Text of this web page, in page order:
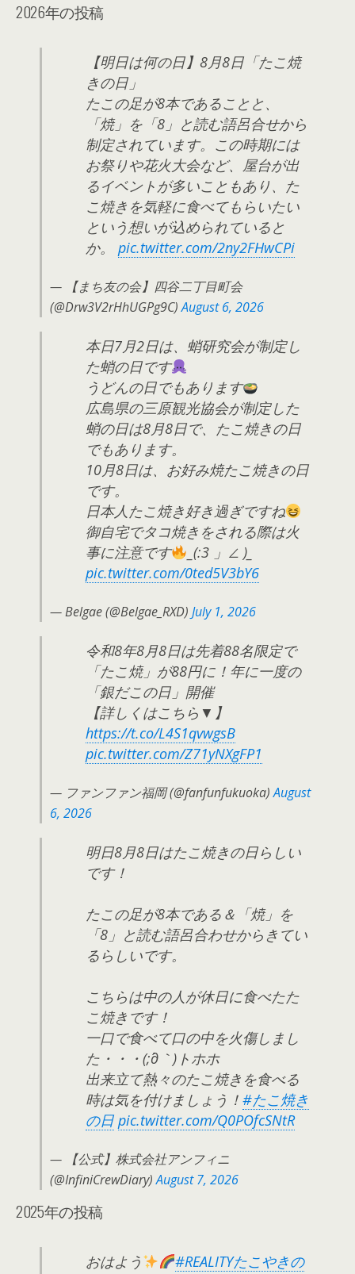
2026年の投稿
【明日は何の日】8月8日「たこ焼
きの日」
たこの足が8本であることと、
「焼」を「8」と読む語呂合せから
制定されています。この時期には
お祭りや花火大会など、屋台が出
るイベントが多いこともあり、た
こ焼きを気軽に食べてもらいたい
という想いが込められていると
か。 pic.twitter.com/2ny2FHwCPi
— 【まち友の会】四谷二丁目町会
(@Drw3V2rHhUGPg9C)August 6, 2026
本日7月2日は、蛸研究会が制定し
た蛸の日です
うどんの日でもあります
広島県の三原観光協会が制定した
蛸の日は8月8日で、たこ焼きの日
でもあります。
10月8日は、お好み焼たこ焼きの日
です。
日本人たこ焼き好き過ぎですね
御自宅でタコ焼きをされる際は火
事に注意です
_(:3 」∠ )_
pic.twitter.com/0ted5V3bY6
— Belgae (@Belgae_RXD) July 1, 2026
令和8年8月8日は先着88名限定で
「たこ焼」が88円に！年に一度の
「銀だこの日」開催
【詳しくはこちら▼】
https://t.co/L4S1qvwgsB
pic.twitter.com/Z71yNXgFP1
— ファンファン福岡 (@fanfunfukuoka)August
6, 2026
明日8月8日はたこ焼きの日らしい
です！
たこの足が8本である＆「焼」を
「8」と読む語呂合わせからきてい
るらしいです。
こちらは中の人が休日に食べたた
こ焼きです！
一口で食べて口の中を火傷しまし
た・・・(;´д｀)トホホ
出来立て熱々のたこ焼きを食べる
時は気を付けましょう！ #たこ焼き
の日 pic.twitter.com/Q0POfcSNtR
— 【公式】株式会社アンフィニ
(@InfiniCrewDiary)August 7, 2026
2025年の投稿
おはよう
#REALITYたこやきの